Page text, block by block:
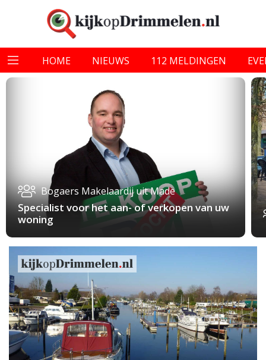
HOME NIEUWS 112 MELDINGEN
Bogaers Makelaardij uit Made
Specialist voor het aan- of verkopen van uw
woning